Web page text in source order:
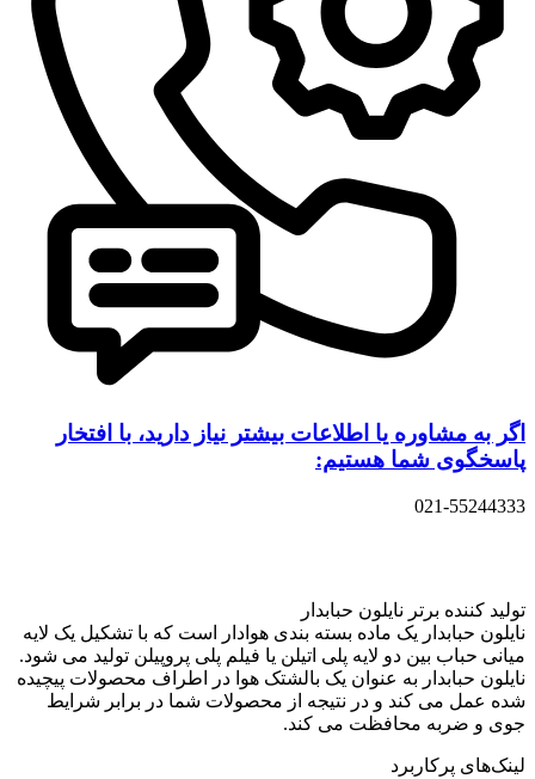
اگر به مشاوره یا اطلاعات بیشتر نیاز دارید، با افتخار
پاسخگوی شما هستیم:
021-55244333
تولید کننده برتر نایلون حبابدار
نایلون حبابدار یک ماده بسته بندی هوادار است که با تشکیل یک لایه
میانی حباب بین دو لایه پلی اتیلن یا فیلم پلی پروپیلن تولید می شود.
نایلون حبابدار به عنوان یک بالشتک هوا در اطراف محصولات پیچیده
شده عمل می کند و در نتیجه از محصولات شما در برابر شرایط
جوی و ضربه محافظت می کند.
لینک‌های پرکاربرد